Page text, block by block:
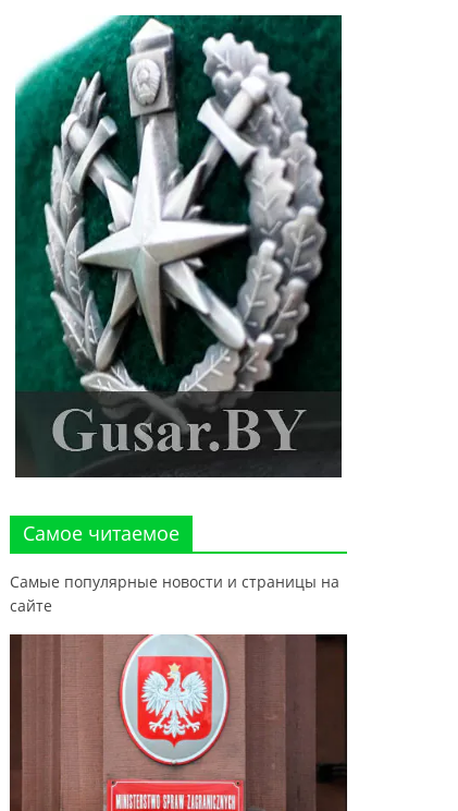
Самое читаемое
Самые популярные новости и страницы на
сайте